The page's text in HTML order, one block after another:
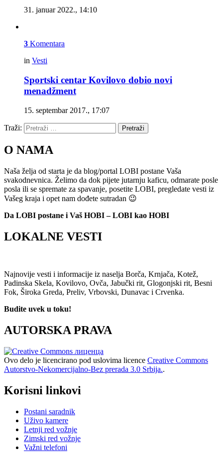
31. januar 2022., 14:10
3 Komentara
in Vesti
Sportski centar Kovilovo dobio novi
menadžment
15. septembar 2017., 17:07
Traži: Pretraži
O NAMA
Naša želja od starta je da blog/portal LOBI postane Vaša
svakodnevnica. Želimo da dok pijete jutarnju kaficu, odmarate posle
posla ili se spremate za spavanje, posetite LOBI, pregledate vesti iz
Vašeg kraja i opet nam dođete sutradan 😉
Da LOBI postane i Vaš HOBI – LOBI kao HOBI
LOKALNE VESTI
Najnovije vesti i informacije iz naselja Borča, Krnjača, Kotež,
Padinska Skela, Kovilovo, Ovča, Jabučki rit, Glogonjski rit, Besni
Fok, Široka Greda, Preliv, Vrbovski, Dunavac i Crvenka.
Budite uvek u toku!
AUTORSKA PRAVA
Ovo delo je licencirano pod uslovima licence Creative Commons
Autorstvo-Nekomercijalno-Bez prerada 3.0 Srbija..
Korisni linkovi
Postani saradnik
Uživo kamere
Letnji red vožnje
Zimski red vožnje
Važni telefoni